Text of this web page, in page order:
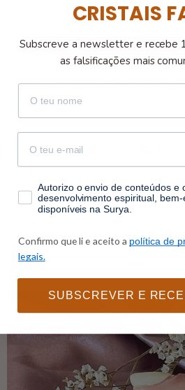
visualizares o teu desejo)
1 barra de pau santo
Como energizar:Utiliza a barra de pau
cristais, colocando uma intenção de
Nota:As pedras e cristais são
seu formato, dimensão e tonalidade.
para ti de forma intuitiva.
Tens dúvidas?Entra em contacto
possível.
CRISTAIS
Subscreve a newsletter e recebe
as falsificações mais
nome
email
consentimento
Autorizo o envio de conteúdos e
desenvolvimento espiritual,
disponíveis na Surya.
Confirmo que li e aceito a política de
legais.
SUBSCREVER E